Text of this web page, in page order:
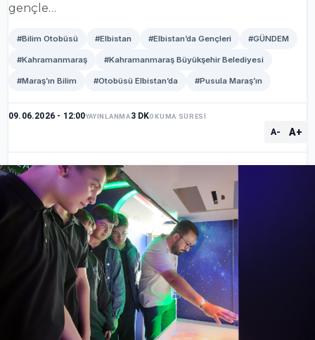
gençle…
#Bilim Otobüsü #Elbistan #Elbistan’da Gençleri #GÜNDEM
#Kahramanmaraş #Kahramanmaraş Büyükşehir Belediyesi
#Maraş’ın Bilim #Otobüsü Elbistan’da #Pusula Maraş’ın
09.06.2026 - 12:00YAYINLANMA3 DKOKUMA SÜRESİ
A- A+